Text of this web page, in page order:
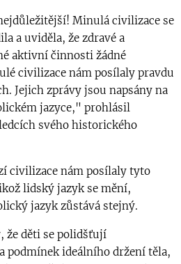
Minulá civilizace se
a uviděla, že zdravé a
aktivní činnosti žádné
civilizace nám posílaly pravdu
Jejich zprávy jsou napsány na
jazyce," prohlásil
svého historického
civilizace nám posílaly tyto
lidský jazyk se mění,
jazyk zůstává stejný.
že děti se polidšťují
podmínek ideálního držení těla,